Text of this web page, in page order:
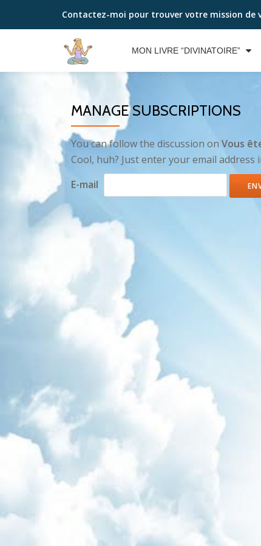
Aller
Contactez-moi pour trouver votre mission de
MON LIVRE “DIVINATOIRE”
MANAGE SUBSCRIPTIONS
You can follow the discussion on Vous
Cool, huh? Just enter your email
E-mail